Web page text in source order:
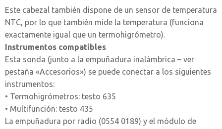
Este cabezal también dispone de un sensor de temperatura
NTC, por lo que también mide la temperatura (funciona
exactamente igual que un termohigrómetro).
Instrumentos compatibles
Esta sonda (junto a la empuñadura inalámbrica – ver
pestaña «Accesorios») se puede conectar a los siguientes
instrumentos:
• Termohigrómetros: testo 635
• Multifunción: testo 435
La empuñadura por radio (0554 0189) y el módulo de